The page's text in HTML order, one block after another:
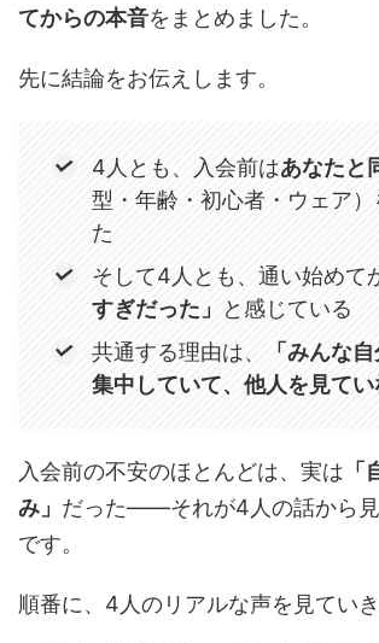
てからの本音をまとめました。
先に結論をお伝えします。
4人とも、入会前はあなたと
型・年齢・初心者・ウェア
た
そして4人とも、通い始めて
すぎだった」
と感じている
共通する理由は、
「みんな
集中していて、他人を見てい
入会前の不安のほとんどは、実は
み」 だった——それが4人の話から見
です。
順番に、4人のリアルな声を見ていき